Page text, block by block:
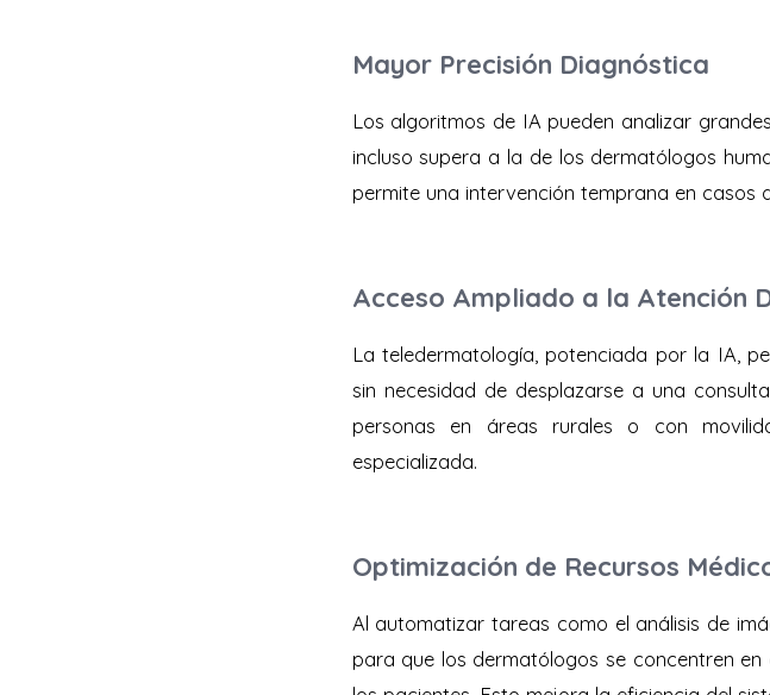
Mayor Precisión Diagnóstica
Los algoritmos de IA pueden analizar
incluso supera a la de los dermatólogos
permite una intervención temprana en casos
Acceso Ampliado a la Atención
La teledermatología, potenciada por la IA,
sin necesidad de desplazarse a una
personas en áreas rurales o con
especializada.
Optimización de Recursos
Al automatizar tareas como el análisis de
para que los dermatólogos se concentren